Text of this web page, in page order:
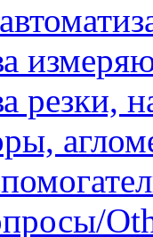
резки,